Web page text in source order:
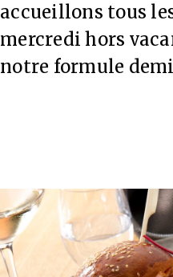
accueillons tous
mercredi hors
notre formule